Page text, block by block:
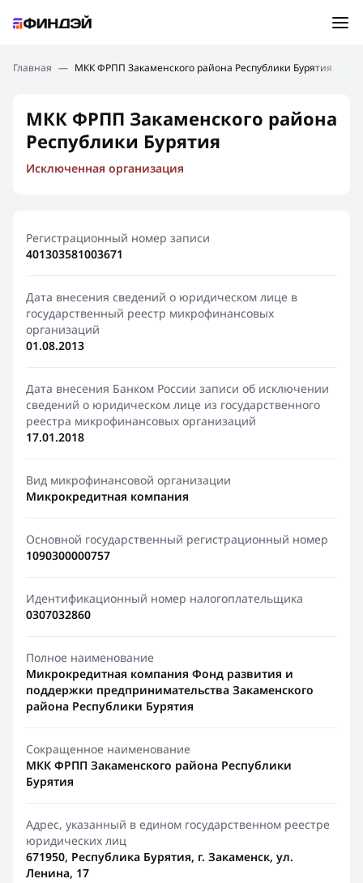
Подбор займа
Новости
Финансовое просвещение
Главная — МКК ФРПП Закаменского района Республики Бурятия
МКК ФРПП Закаменского района
Республики Бурятия
Исключенная организация
Регистрационный номер записи
401303581003671
Дата внесения сведений о юридическом лице в
государственный реестр микрофинансовых
организаций
01.08.2013
Дата внесения Банком России записи об исключении
сведений о юридическом лице из государственного
реестра микрофинансовых организаций
17.01.2018
Вид микрофинансовой организации
Микрокредитная компания
Основной государственный регистрационный номер
1090300000757
Идентификационный номер налогоплательщика
0307032860
Полное наименование
Микрокредитная компания Фонд развития и
поддержки предпринимательства Закаменского
района Республики Бурятия
Сокращенное наименование
МКК ФРПП Закаменского района Республики
Бурятия
Адрес, указанный в едином государственном реестре
юридических лиц
671950, Республика Бурятия, г. Закаменск, ул.
Ленина, 17
Ошибка:Контактная форма не найдена.
Спасибо, что написали нам
Мы свяжемся с Вами в ближайшее время и сообщим
результат
Отправить новый запрос